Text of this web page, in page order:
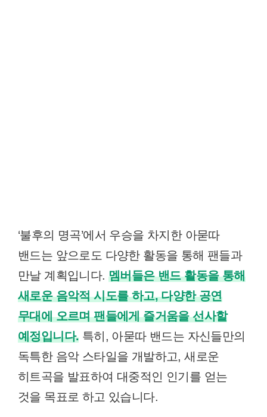
‘불후의 명곡’에서 우승을 차지한 아묻따
밴드는 앞으로도 다양한 활동을 통해 팬들과
만날 계획입니다. 멤버들은 밴드 활동을 통해
새로운 음악적 시도를 하고, 다양한 공연
무대에 오르며 팬들에게 즐거움을 선사할
예정입니다. 특히, 아묻따 밴드는 자신들만의
독특한 음악 스타일을 개발하고, 새로운
히트곡을 발표하여 대중적인 인기를 얻는
것을 목표로 하고 있습니다.